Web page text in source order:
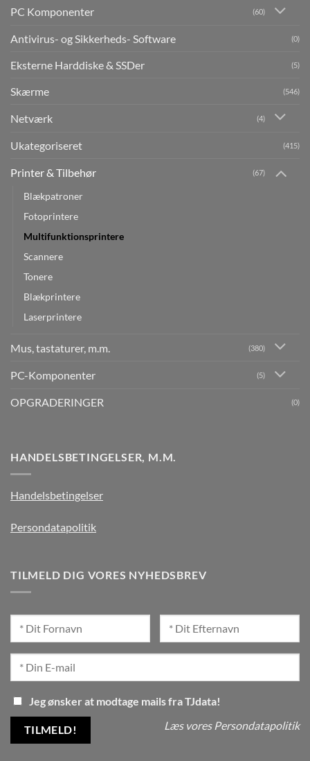
PC Komponenter (60)
Antivirus- og Sikkerheds- Software (0)
Eksterne Harddiske & SSDer (5)
Skærme (546)
Netværk (4)
Ukategoriseret (415)
Printer & Tilbehør (67)
Blækpatroner
Fotoprintere
Multifunktionsprintere
Scannere
Tonere
Blækprintere
Laserprintere
Mus, tastaturer, m.m. (380)
PC-Komponenter (5)
OPGRADERINGER (0)
HANDELSBETINGELSER, M.M.
Handelsbetingelser
Persondatapolitik
TILMELD DIG VORES NYHEDSBREV
Jeg ønsker at modtage mails fra TJdata!
Læs vores Persondatapolitik